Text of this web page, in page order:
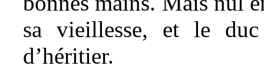
sa vieillesse, et le
d’héritier.